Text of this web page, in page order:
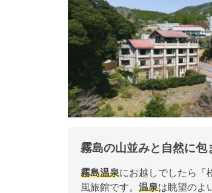
霧島の山並みと自然に
霧島温泉にお越しでしたら「
風旅館です。 温泉は眺望のよ